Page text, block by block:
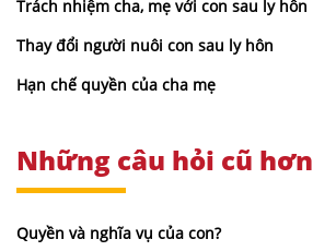
Trách nhiệm cha, mẹ với con sau ly hôn
Thay đổi người nuôi con sau ly hôn
Hạn chế quyền của cha mẹ
Những câu hỏi cũ hơn
Quyền và nghĩa vụ của con?